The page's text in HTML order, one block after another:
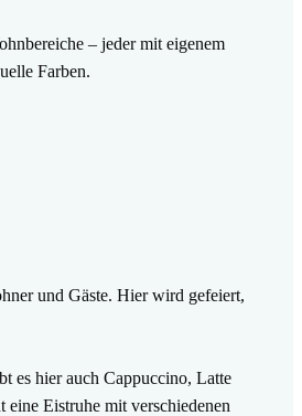
– jeder mit eigenem
Farben.
und Gäste. Hier wird gefeiert,
es hier auch Cappuccino, Latte
Eistruhe mit verschiedenen